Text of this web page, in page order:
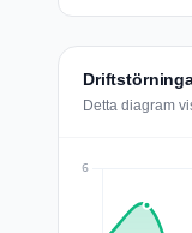
Detta diagram